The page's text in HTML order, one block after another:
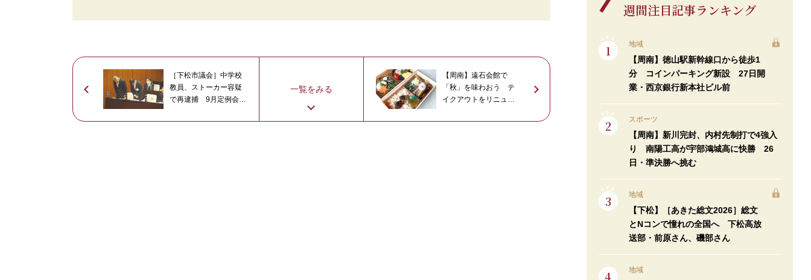
［下松市議会］中学校
教員、ストーカー容疑
で再逮捕 9月定例会開
アを最優先に」教員逮
一覧をみる
【周南】遠石会館で
「秋」を味わおう テ
イクアウトをリニュー
週間注目記事ランキング
地域
【周南】徳山駅新幹線口から徒歩1
分 コインパーキング新設 27日開
業・西京銀行新本社ビル前
スポーツ
【周南】新川完封、内村先制打で4強入
り 南陽工高が宇部鴻城高に快勝 26
日・準決勝へ挑む
地域
【下松】［あきた総文2026］総文
とNコンで憧れの全国へ 下松高放
送部・前原さん、磯部さん
地域